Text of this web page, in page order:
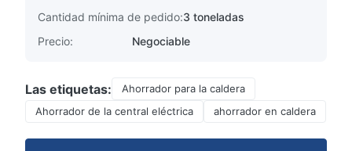
Cantidad mínima de pedido:3 toneladas
Precio:
Negociable
Las etiquetas:
Ahorrador para la caldera
Ahorrador de la central eléctrica
ahorrador en caldera